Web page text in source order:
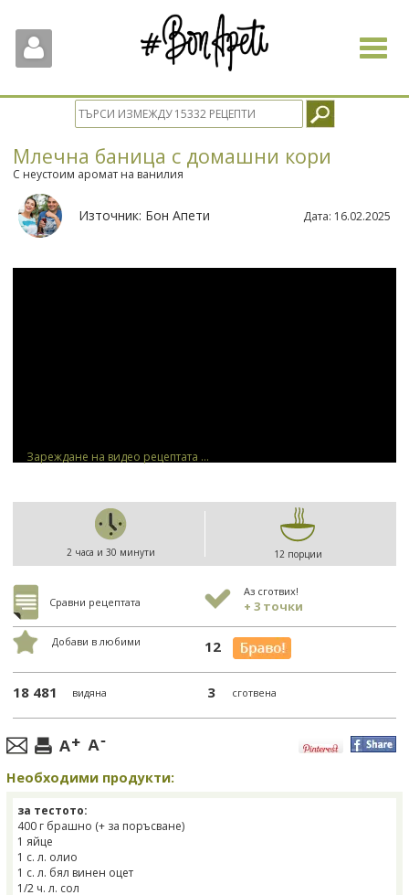
Toggle
Млечна баница с домашни кори
С неустоим аромат на ванилия
Източник: Бон Апети Дата: 16.02.2025
Зареждане на видео рецептата ...
2 часа и 30 минути 12 порции
Сравни рецептата
Аз сготвих!
+ 3 точки
Добави в любими 12
18 481 видяна 3 сготвена
Необходими продукти:
за тестото:
400 г брашно (+ за поръсване)
1 яйце
1 с. л. олио
1 с. л. бял винен оцет
1/2 ч. л. сол